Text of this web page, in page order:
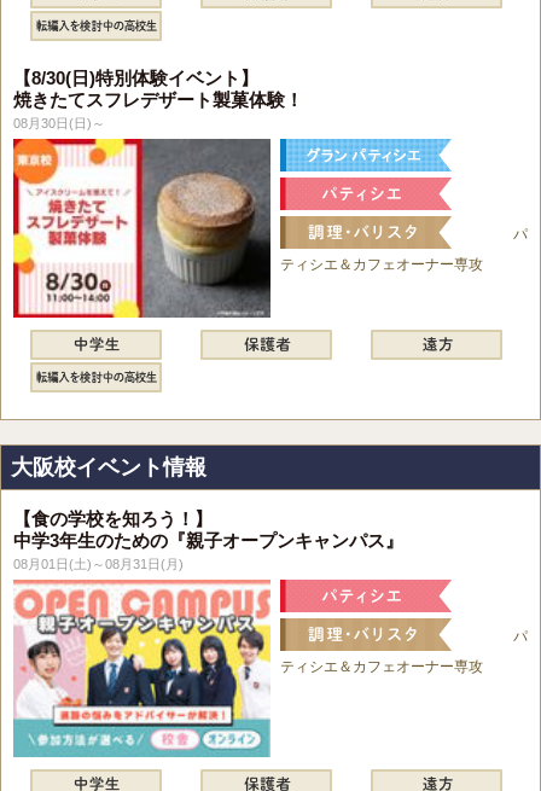
【8/30(日)特別体験イベント】
焼きたてスフレデザート製菓体験！
08月30日(日)～
パ
ティシエ＆カフェオーナー専攻
大阪校イベント情報
【食の学校を知ろう！】
中学3年生のための『親子オープンキャンパス』
08月01日(土)～08月31日(月)
パ
ティシエ＆カフェオーナー専攻